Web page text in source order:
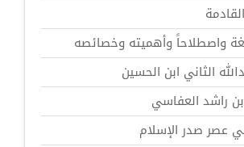
واصطلاحاً وأهميته وخصائصه
الثاني ابن الحسين
راشد العفاسي
عصر صدر الإسلام